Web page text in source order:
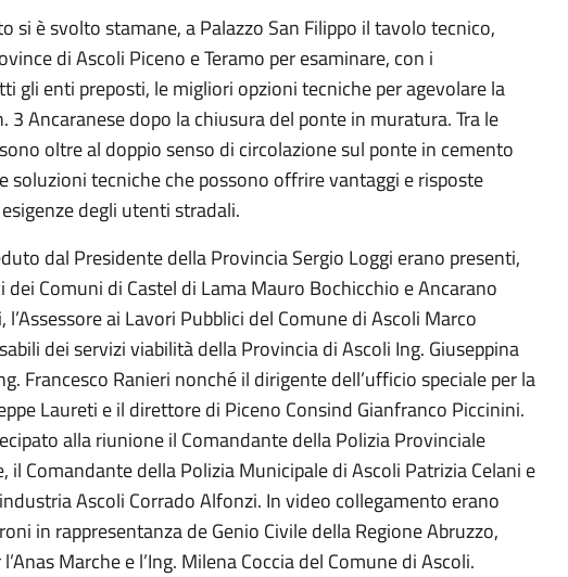
si è svolto stamane, a Palazzo San Filippo il tavolo tecnico,
di Ascoli Piceno e Teramo per esaminare, con i
gli enti preposti, le migliori opzioni tecniche per agevolare la
3 Ancaranese dopo la chiusura del ponte in muratura. Tra le
oltre al doppio senso di circolazione sul ponte in cemento
soluzioni tecniche che possono offrire vantaggi e risposte
degli utenti stradali.
dal Presidente della Provincia Sergio Loggi erano presenti,
dei Comuni di Castel di Lama Mauro Bochicchio e Ancarano
l’Assessore ai Lavori Pubblici del Comune di Ascoli Marco
dei servizi viabilità della Provincia di Ascoli Ing. Giuseppina
Francesco Ranieri nonché il dirigente dell’ufficio speciale per la
Laureti e il direttore di Piceno Consind Gianfranco Piccinini.
alla riunione il Comandante della Polizia Provinciale
il Comandante della Polizia Municipale di Ascoli Patrizia Celani e
Ascoli Corrado Alfonzi. In video collegamento erano
in rappresentanza de Genio Civile della Regione Abruzzo,
Marche e l’Ing. Milena Coccia del Comune di Ascoli.